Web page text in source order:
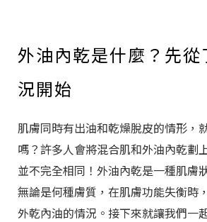
外油內乾是什麼？先從
況開始
肌膚同時有出油和乾燥脫皮的情形，
嗎？許多人會將混合肌和外油內乾劃
並不完全相同！外油內乾是一種肌膚
無論是何種膚質，在肌膚功能失衡時
外乾內油的情況。接下來就讓我們一